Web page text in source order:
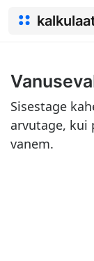
Sisestage
arvutage, kui
vanem.